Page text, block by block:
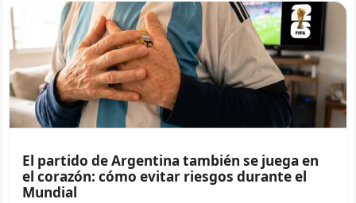
El partido de Argentina también se juega en
el corazón: cómo evitar riesgos durante el
Mundial